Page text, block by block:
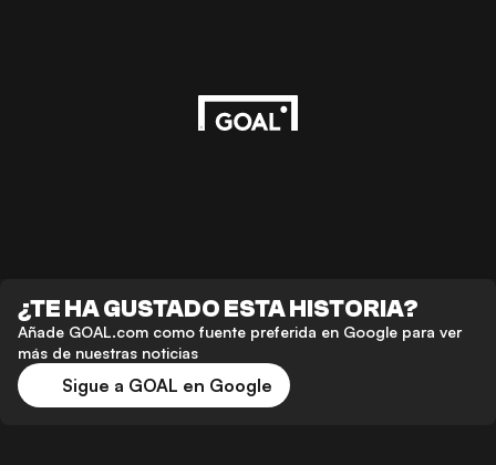
¿TE HA GUSTADO ESTA HISTORIA?
Añade GOAL.com como fuente preferida en Google para ver
más de nuestras noticias
Sigue a GOAL en Google